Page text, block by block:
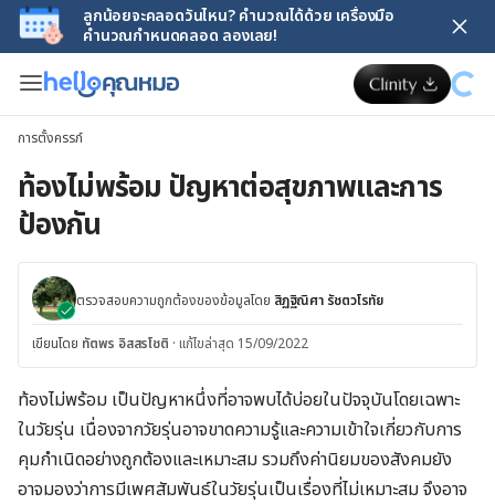
ลูกน้อยจะคลอดวันไหน? คำนวณได้ด้วย เครื่องมือ
คำนวณกำหนดคลอด ลองเลย!
การตั้งครรภ์
ท้องไม่พร้อม ปัญหาต่อสุขภาพและการ
ป้องกัน
ตรวจสอบความถูกต้องของข้อมูลโดย สิฏฐิณิศา รัชตวโรทัย
เขียนโดย ทัตพร อิสสรโชติ · แก้ไขล่าสุด 15/09/2022
ท้องไม่พร้อม เป็นปัญหาหนึ่งที่อาจพบได้บ่อยในปัจจุบันโดยเฉพาะ
ในวัยรุ่น เนื่องจากวัยรุ่นอาจขาดความรู้และความเข้าใจเกี่ยวกับการ
คุมกำเนิดอย่างถูกต้องและเหมาะสม รวมถึงค่านิยมของสังคมยัง
อาจมองว่าการมีเพศสัมพันธ์ในวัยรุ่นเป็นเรื่องที่ไม่เหมาะสม จึงอาจ